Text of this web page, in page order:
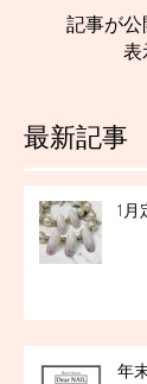
最新記事
記事が
表
1
年